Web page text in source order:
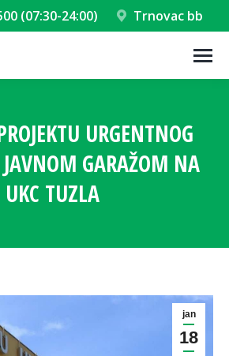
(07:30-24:00) Trnovac bb
URGENTNOG
JAVNOM GARAŽOM NA
UKC TUZLA
jan
18